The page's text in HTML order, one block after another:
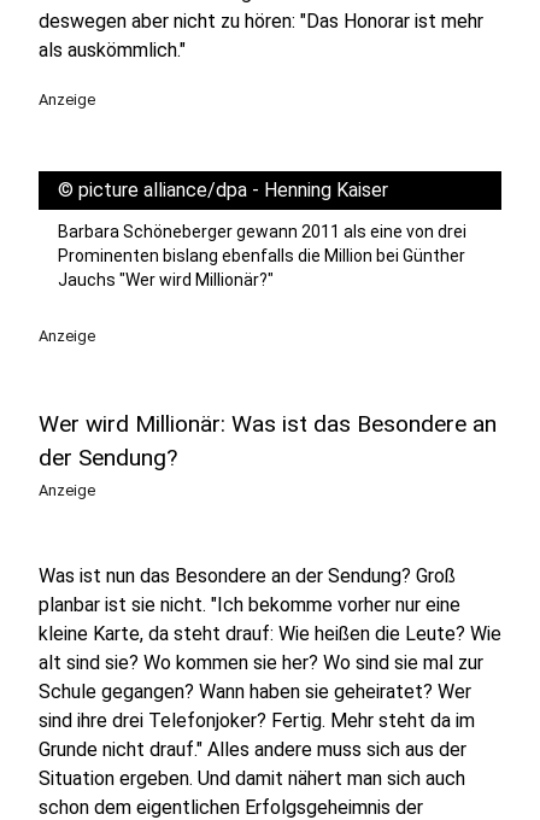
deswegen aber nicht zu hören: "Das Honorar ist mehr
als auskömmlich."
Anzeige
© picture alliance/dpa - Henning Kaiser
Barbara Schöneberger gewann 2011 als eine von drei
Prominenten bislang ebenfalls die Million bei Günther
Jauchs "Wer wird Millionär?"
Anzeige
Wer wird Millionär: Was ist das Besondere an
der Sendung?
Anzeige
Was ist nun das Besondere an der Sendung? Groß
planbar ist sie nicht. "Ich bekomme vorher nur eine
kleine Karte, da steht drauf: Wie heißen die Leute? Wie
alt sind sie? Wo kommen sie her? Wo sind sie mal zur
Schule gegangen? Wann haben sie geheiratet? Wer
sind ihre drei Telefonjoker? Fertig. Mehr steht da im
Grunde nicht drauf." Alles andere muss sich aus der
Situation ergeben. Und damit nähert man sich auch
schon dem eigentlichen Erfolgsgeheimnis der